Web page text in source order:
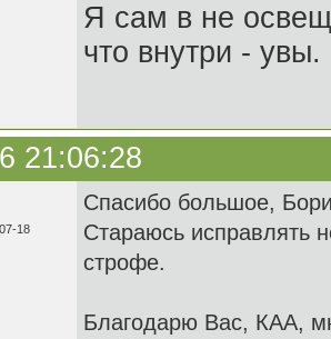
Я сам в не
что внутри - увы.
21:06:28
18
Спасибо большое,
Стараюсь исправлять
строфе.
Благодарю Вас, КАА,